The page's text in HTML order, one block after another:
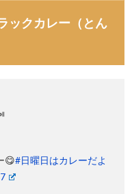
ックカレー（とん
😋#日曜日はカレーだよ